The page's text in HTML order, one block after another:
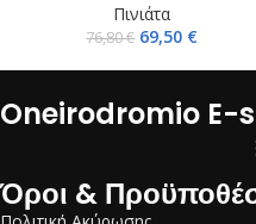
Πινιάτα
76,80€ 69,50 €
Oneirodromio E-
Όροι &